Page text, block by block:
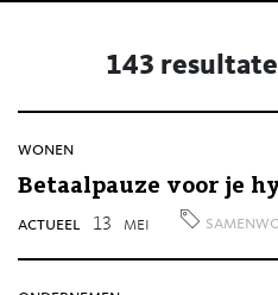
143
wonen
Betaalpauze voor je
actueel 13 mei